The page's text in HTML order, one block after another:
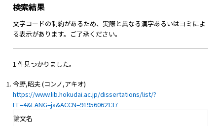
検索結果
文字コードの制約があるため、実際と異なる漢字あるいはヨミによ
る表示があります。ご了承ください。
1 件見つかりました。
今野,昭夫 (コンノ,アキオ)
https://www.lib.hokudai.ac.jp/dissertations/list/?
FF=4&LANG=ja&ACCN=91956062137
論文名